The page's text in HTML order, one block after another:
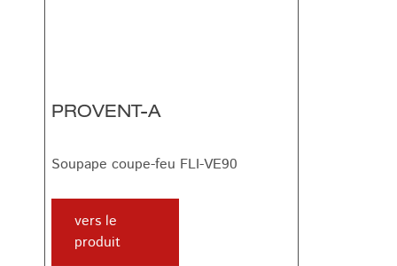
PROVENT-A
Soupape coupe-feu FLI-VE90
vers le
produit